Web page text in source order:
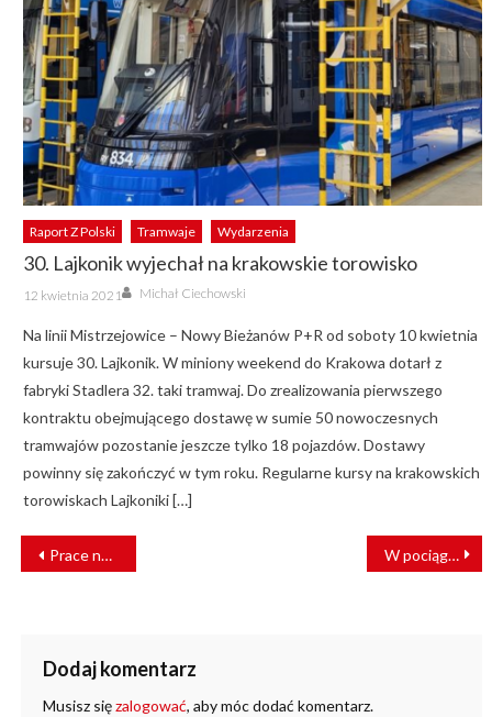
Raport Z Polski Tramwaje Wydarzenia
30. Lajkonik wyjechał na krakowskie torowisko
Posted
on
12 kwietnia 2021 Author
Michał Ciechowski
Na linii Mistrzejowice – Nowy Bieżanów P+R od soboty 10 kwietnia
kursuje 30. Lajkonik. W miniony weekend do Krakowa dotarł z
fabryki Stadlera 32. taki tramwaj. Do zrealizowania pierwszego
kontraktu obejmującego dostawę w sumie 50 nowoczesnych
tramwajów pozostanie jeszcze tylko 18 pojazdów. Dostawy
powinny się zakończyć w tym roku. Regularne kursy na krakowskich
torowiskach Lajkoniki […]
NAWIGACJA
WPISU
Prace na torach opóźnione. ŁKA wprowadza komunikację zastępczą W pociągu Polregio skorzystać można z wagonu gastronomicznego
Dodaj komentarz
Musisz sięzalogować, aby móc dodać komentarz.